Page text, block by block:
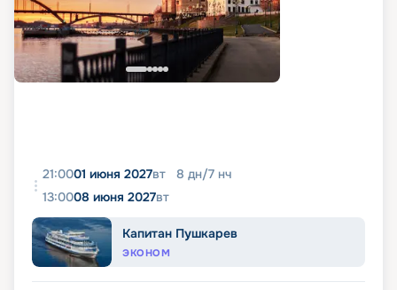
21:0001 июня 2027вт 8 дн/7 нч
13:0008 июня 2027вт
Капитан Пушкарев
ЭКОНОМ